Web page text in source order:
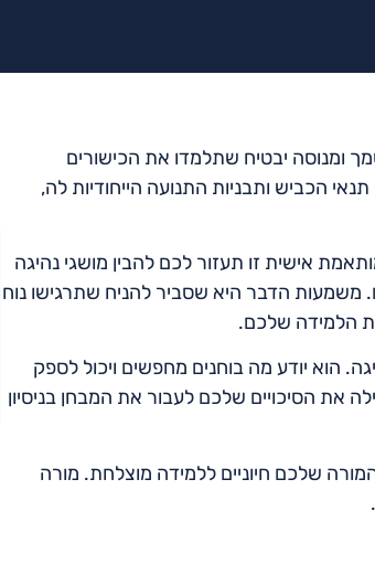
ומנוסה יבטיח שתלמדו את הכישורים
הכביש ותבניות התנועה הייחודיות לה,
אישית זו תעזור לכם להבין מושגי נהיגה
משמעות הדבר היא שסביר להניח שתרגישו נוח
הלמידה שלכם.
הוא יודע מה בוחנים מחפשים ויכול לספק
את הסיכויים שלכם לעבור את המבחן בניסיון
שלכם חיוניים ללמידה מוצלחת. מורה